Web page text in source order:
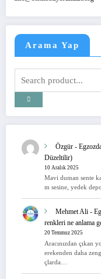
Arama Yap
Özgür -
Düzeltilir)
10 Aralık 2025
Mavi duman sente
m sesine, yedek
Mehmet Ali -
renkleri ne anlama
20 Temmuz 2025
Aracınızdan çıkan
erekenden daha
çlarda…